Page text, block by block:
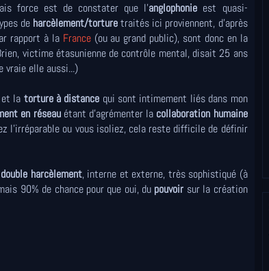
force est de constater que l'anglophonie est quasi-
de harcèlement/torturetraités ici proviennent, d'après
rapport à la France(ou au grand public), sont donc en la
victime étasunienne de contrôle mental, disait 25 ans
vraie elle aussi...)
la torture à distance qui sont intimement liés dans mon
en réseauétant d'agrémenter la collaboration humaine
l'irréparable ou vous isoliez, cela reste difficile de définir
double harcèlement, interne et externe, très sophistiqué (à
90% de chance pour que oui, du pouvoir sur la création